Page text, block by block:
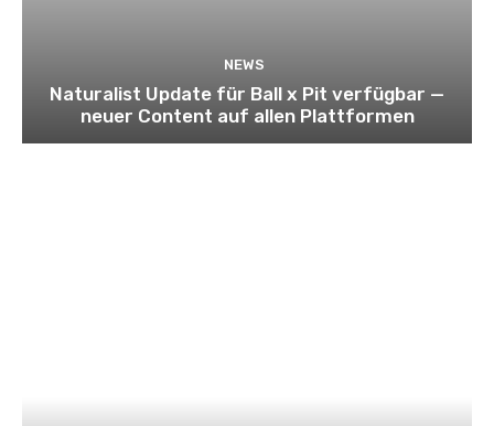
NEWS
Naturalist Update für Ball x Pit verfügbar —
neuer Content auf allen Plattformen